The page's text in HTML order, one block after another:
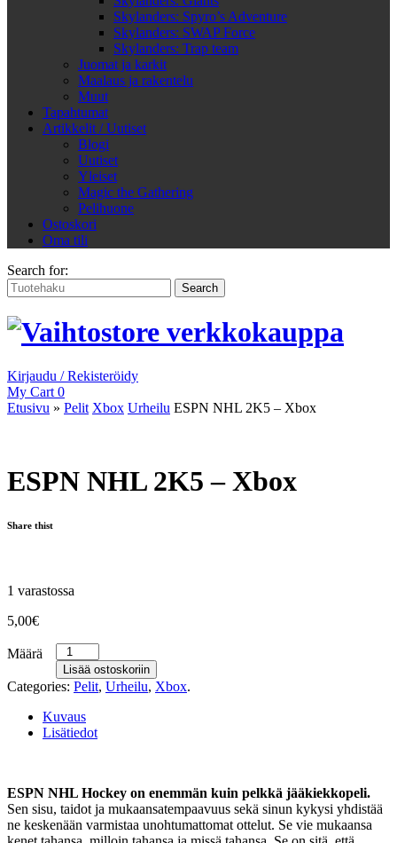
Skylanders: Spyro’s Adventure
Skylanders: SWAP Force
Skylanders: Trap team
Juomat ja karkit
Maalaus ja rakentelu
Muut
Tapahtumat
Artikkelit / Uutiset
Blogi
Uutiset
Yleiset
Magic the Gathering
Pelihuone
Ostoskori
Oma tili
Search for:
Kirjaudu / Rekisteröidy
My Cart 0
Etusivu » Pelit Xbox Urheilu ESPN NHL 2K5 – Xbox
ESPN NHL 2K5 – Xbox
Share thist
1 varastossa
5,00€
Määrä
Lisää ostoskoriin
Categories: Pelit, Urheilu, Xbox.
Kuvaus
Lisätiedot
ESPN NHL Hockey on enemmän kuin pelkkä jääkiekkopeli.
Sen sisu, taidot ja mukaansatempaavuus sekä sinun kykysi yhdistää
ne keskenään varmistaa unohtumattomat ottelut. Se vie mukaansa